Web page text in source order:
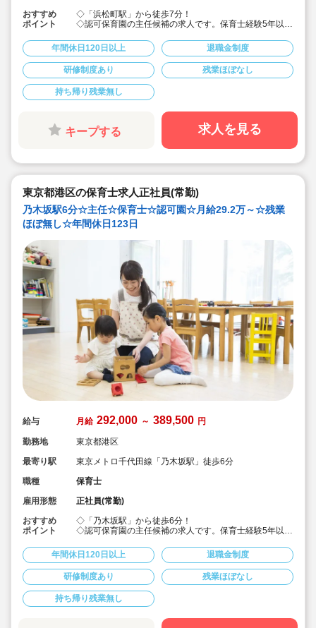
おすすめ
ポイント
◇「浜松町駅」から徒歩7分！
◇認可保育園の主任候補の求人です。保育士経験5年以上
◇月給292,000円〜389,500円★経験を考慮して加算！賞
与3か月・残業は少なめと好条件です！
◇年間休日123日！有給休暇は入社2カ月後に3日、半年
後に13日付与☆役職についてもしっかりお休みが取れる
ので安心して働けます。
◇宿舎借上げ制度あり！初期費用・引っ越し費用補助も
あります♪借り上げ利用されない方には住宅手当て付与！
◇残業ゼロ推進 / 持ち帰り残業禁止 / 有給消化率も94.5%
◇各種手当てや社内割引など福利厚生が充実♪
◇多彩なキャリアアップ研修 / 年間100以上実施 / 万全の
年間休日120日以上 退職金制度
研修制度あり 残業ほぼなし
持ち帰り残業無し
キープする 求人を見る
東京都港区の保育士求人正社員(常勤)
乃木坂駅6分☆主任☆保育士☆認可園☆月給29.2万～☆残業
ほぼ無し☆年間休日123日
給与 月給 292,000 ～ 389,500 円
勤務地
東京都港区
最寄り駅
東京メトロ千代田線「乃木坂駅」徒歩6分
職種
保育士
雇用形態
正社員(常勤)
おすすめ
ポイント
◇「乃木坂駅」から徒歩6分！
◇認可保育園の主任候補の求人です。保育士経験5年以上
◇月給292,000円〜389,500円★経験を考慮して加算！賞
与3か月・残業は少なめと好条件です！
◇年間休日123日！有給休暇は入社2カ月後に3日、半年
後に13日付与☆役職についてもしっかりお休みが取れる
ので安心して働けます。
◇宿舎借上げ制度あり！初期費用・引っ越し費用補助も
あります♪借り上げ利用されない方には住宅手当て付与！
◇残業ゼロ推進 / 持ち帰り残業禁止 / 有給消化率も94.5%
年間休日120日以上 退職金制度
研修制度あり 残業ほぼなし
持ち帰り残業無し